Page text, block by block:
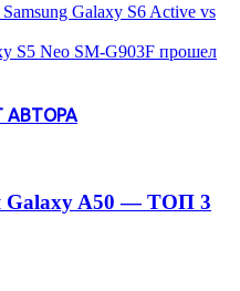
Galaxy S6 Active vs
S5 Neo SM-G903F прошел
АВТОРА
Galaxy A50 — ТОП 3